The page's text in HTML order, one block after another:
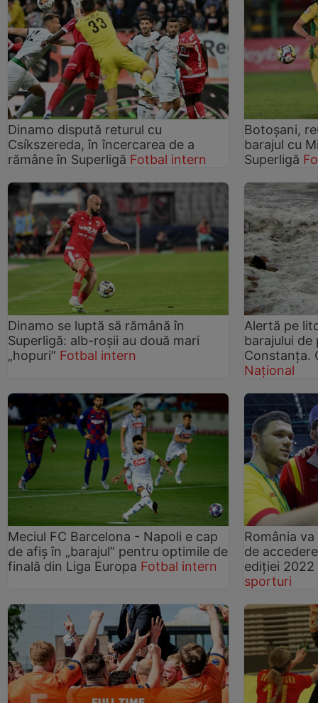
Dinamo dispută returul cu
Csíkszereda, în încercarea de a
rămâne în Superligă Fotbal intern
Botoşani,
barajul cu
Superligă
Dinamo se luptă să rămână în
Superligă: alb-roșii au două mari
„hopuri” Fotbal intern
Alertă pe
barajului de
Constanța.
Național
Meciul FC Barcelona - Napoli e cap
de afiș în „barajul” pentru optimile de
finală din Liga Europa Fotbal intern
România
de
ediției
sporturi